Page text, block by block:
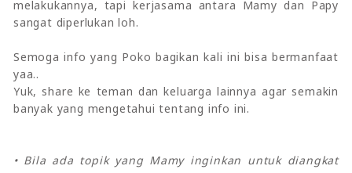
melakukannya, tapi kerjasama antara Mamy dan Papy
sangat diperlukan loh.
Semoga info yang Poko bagikan kali ini bisa bermanfaat
yaa..
Yuk, share ke teman dan keluarga lainnya agar semakin
banyak yang mengetahui tentang info ini.
• Bila ada topik yang Mamy inginkan untuk diangkat